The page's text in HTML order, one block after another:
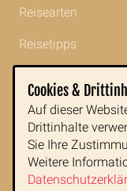
Reisearten
Reisetipps
Service
Blog
Zugvogeltouristik
Cookies &
Auf dieser
Drittinhalte
Sie Ihre
Weitere